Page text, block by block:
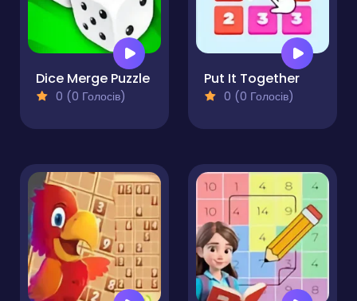
Dice Merge Puzzle
0 (0 Голосів)
Put It Together
0 (0 Голосів)